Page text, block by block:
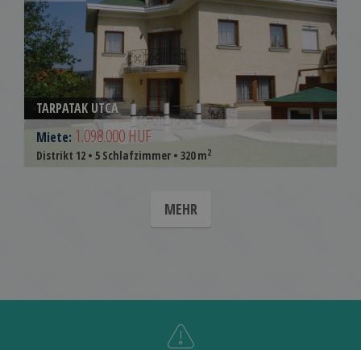
TARPATAK UTCA
Miete: 1.098.000 HUF
Distrikt 12 • 5 Schlafzimmer • 320 m2
MEHR